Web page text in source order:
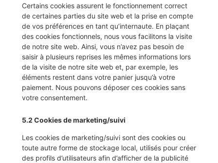
Certains cookies assurent le fonctionnement correct
de certaines parties du site web et la prise en compte
de vos préférences en tant qu’internaute. En plaçant
des cookies fonctionnels, nous vous facilitons la visite
de notre site web. Ainsi, vous n’avez pas besoin de
saisir à plusieurs reprises les mêmes informations lors
de la visite de notre site web et, par exemple, les
éléments restent dans votre panier jusqu’à votre
paiement. Nous pouvons déposer ces cookies sans
votre consentement.
5.2 Cookies de marketing/suivi
Les cookies de marketing/suivi sont des cookies ou
toute autre forme de stockage local, utilisés pour créer
des profils d’utilisateurs afin d’afficher de la publicité